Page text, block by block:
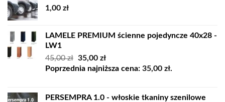
1,00 zł
LAMELE PREMIUM ścienne pojedyncze 40x28 -
LW1
45,00zł Pierwotna
cena
35,00 złAktualna
cena
Poprzednia najniższa cena: 35,00 zł.
PERSEMPRA 1.0 - włoskie tkaniny szenilowe